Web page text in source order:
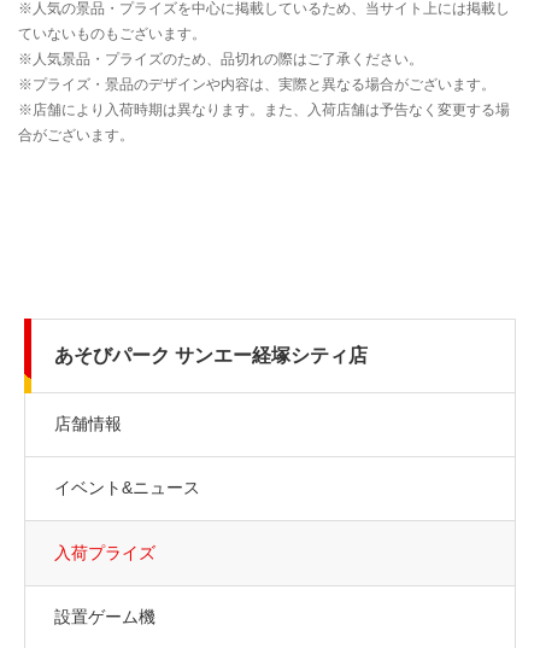
あそびパーク サンエー経塚シティ店
店舗情報
イベント&ニュース
入荷プライズ
設置ゲーム機